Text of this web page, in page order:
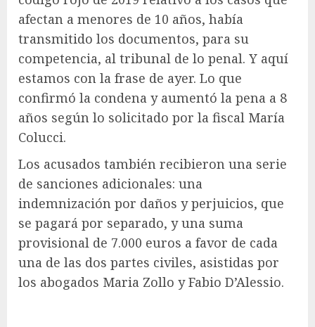
afectan a menores de 10 años, había
transmitido los documentos, para su
competencia, al tribunal de lo penal. Y aquí
estamos con la frase de ayer. Lo que
confirmó la condena y aumentó la pena a 8
años según lo solicitado por la fiscal María
Colucci.
Los acusados ​​también recibieron una serie
de sanciones adicionales: una
indemnización por daños y perjuicios, que
se pagará por separado, y una suma
provisional de 7.000 euros a favor de cada
una de las dos partes civiles, asistidas por
los abogados Maria Zollo y Fabio D’Alessio.